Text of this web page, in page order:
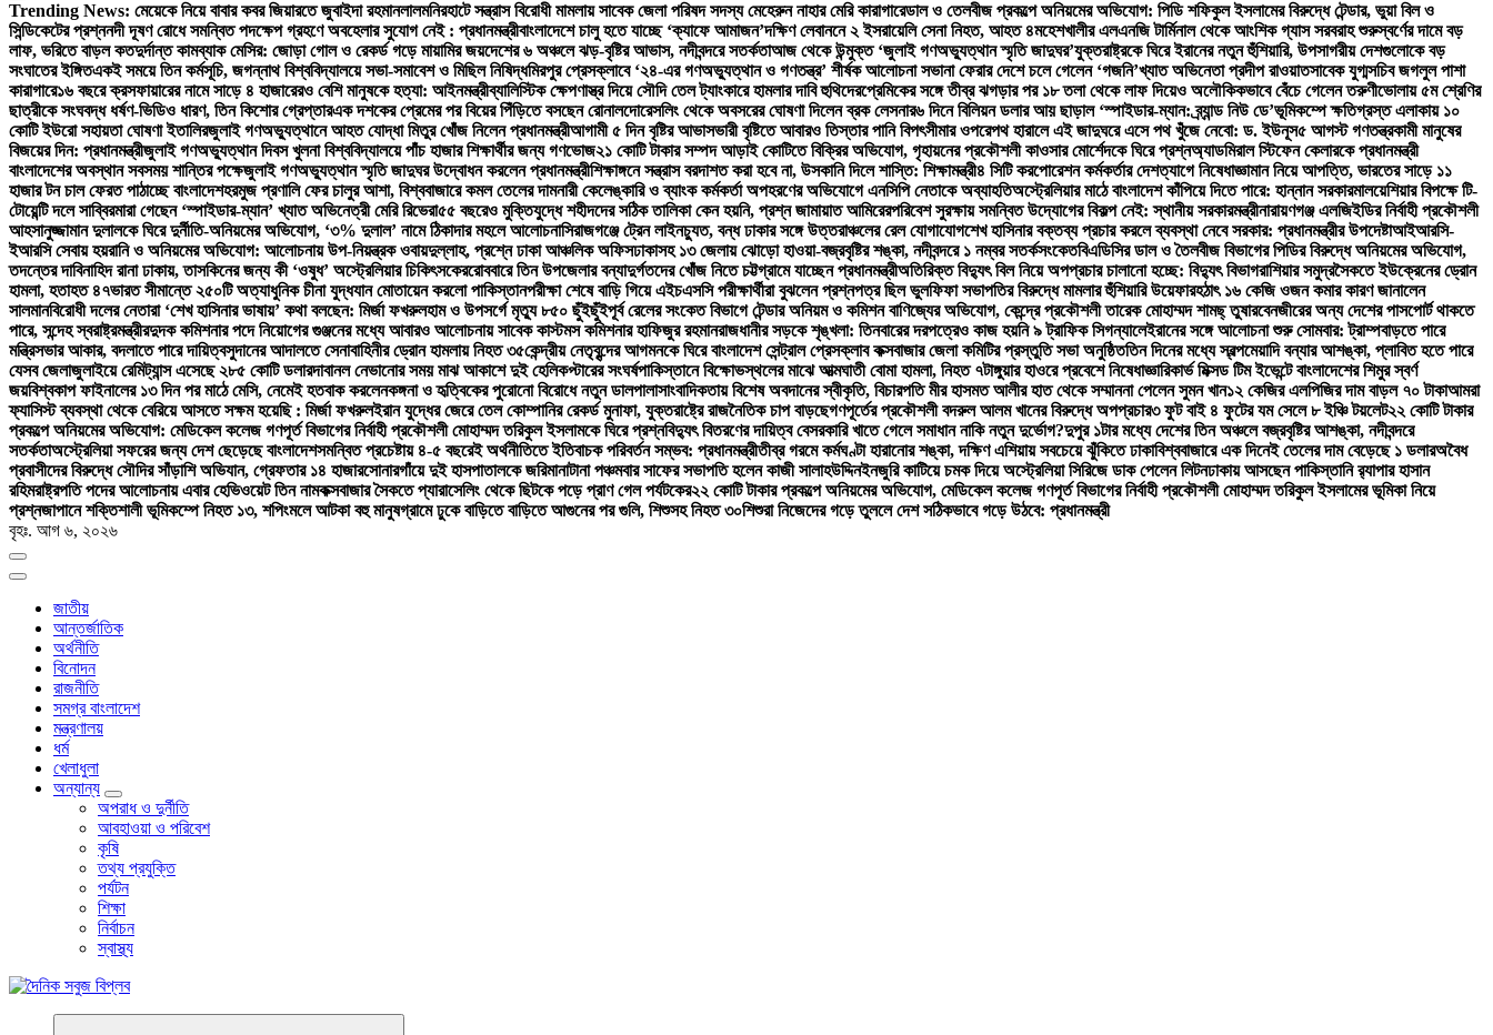
Trending News: মেয়েকে নিয়ে বাবার কবর জিয়ারতে জুবাইদা রহমানলালমনিরহাটে সন্ত্রাস বিরোধী মামলায় সাবেক জেলা পরিষদ সদস্য মেহেরুন নাহার মেরি কারাগারেডাল ও তেলবীজ প্রকল্পে অনিয়মের অভিযোগ: পিডি শফিকুল ইসলামের বিরুদ্ধে টেন্ডার, ভুয়া বিল ও
সিন্ডিকেটের প্রশ্ননদী দূষণ রোধে সমন্বিত পদক্ষেপ গ্রহণে অবহেলার সুযোগ নেই : প্রধানমন্ত্রীবাংলাদেশে চালু হতে যাচ্ছে ‘ক্যাফে আমাজন’দক্ষিণ লেবাননে ২ ইসরায়েলি সেনা নিহত, আহত ৪মহেশখালীর এলএনজি টার্মিনাল থেকে আংশিক গ্যাস সরবরাহ শুরুস্বর্ণের দামে বড়
লাফ, ভরিতে বাড়ল কতদুর্দান্ত কামব্যাক মেসির: জোড়া গোল ও রেকর্ড গড়ে মায়ামির জয়দেশের ৬ অঞ্চলে ঝড়-বৃষ্টির আভাস, নদীবন্দরে সতর্কতাআজ থেকে উন্মুক্ত ‘জুলাই গণঅভ্যুত্থান স্মৃতি জাদুঘর’যুক্তরাষ্ট্রকে ঘিরে ইরানের নতুন হুঁশিয়ারি, উপসাগরীয় দেশগুলোকে বড়
সংঘাতের ইঙ্গিতএকই সময়ে তিন কর্মসূচি, জগন্নাথ বিশ্ববিদ্যালয়ে সভা-সমাবেশ ও মিছিল নিষিদ্ধমিরপুর প্রেসক্লাবে ‘২৪-এর গণঅভ্যুত্থান ও গণতন্ত্র’ শীর্ষক আলোচনা সভানা ফেরার দেশে চলে গেলেন ‘গজনি’খ্যাত অভিনেতা প্রদীপ রাওয়াতসাবেক যুগ্মসচিব জগলুল পাশা
কারাগারে১৬ বছরে ক্রসফায়ারের নামে সাড়ে ৪ হাজারেরও বেশি মানুষকে হত্যা: আইনমন্ত্রীব্যালিস্টিক ক্ষেপণাস্ত্র দিয়ে সৌদি তেল ট্যাংকারে হামলার দাবি হুথিদেরপ্রেমিকের সঙ্গে তীব্র ঝগড়ার পর ১৮ তলা থেকে লাফ দিয়েও অলৌকিকভাবে বেঁচে গেলেন তরুণীভোলায় ৫ম শ্রেণির
ছাত্রীকে সংঘবদ্ধ ধর্ষণ-ভিডিও ধারণ, তিন কিশোর গ্রেপ্তারএক দশকের প্রেমের পর বিয়ের পিঁড়িতে বসছেন রোনালদোরেসলিং থেকে অবসরের ঘোষণা দিলেন ব্রক লেসনার৬ দিনে বিলিয়ন ডলার আয় ছাড়াল ‘স্পাইডার-ম্যান: ব্র্যান্ড নিউ ডে’ভূমিকম্পে ক্ষতিগ্রস্ত এলাকায় ১০
কোটি ইউরো সহায়তা ঘোষণা ইতালিরজুলাই গণঅভ্যুত্থানে আহত যোদ্ধা মিতুর খোঁজ নিলেন প্রধানমন্ত্রীআগামী ৫ দিন বৃষ্টির আভাসভারী বৃষ্টিতে আবারও তিস্তার পানি বিপৎসীমার ওপরেপথ হারালে এই জাদুঘরে এসে পথ খুঁজে নেবো: ড. ইউনূস৫ আগস্ট গণতন্ত্রকামী মানুষের
বিজয়ের দিন: প্রধানমন্ত্রীজুলাই গণঅভ্যুত্থান দিবস খুলনা বিশ্ববিদ্যালয়ে পাঁচ হাজার শিক্ষার্থীর জন্য গণভোজ২১ কোটি টাকার সম্পদ আড়াই কোটিতে বিক্রির অভিযোগ, গৃহায়নের প্রকৌশলী কাওসার মোর্শেদকে ঘিরে প্রশ্নঅ্যাডমিরাল স্টিফেন কেলারকে প্রধানমন্ত্রী
বাংলাদেশের অবস্থান সবসময় শান্তির পক্ষেজুলাই গণঅভ্যুত্থান স্মৃতি জাদুঘর উদ্বোধন করলেন প্রধানমন্ত্রীশিক্ষাঙ্গনে সন্ত্রাস বরদাশত করা হবে না, উসকানি দিলে শাস্তি: শিক্ষামন্ত্রী৪ সিটি করপোরেশন কর্মকর্তার দেশত্যাগে নিষেধাজ্ঞামান নিয়ে আপত্তি, ভারতের সাড়ে ১১
হাজার টন চাল ফেরত পাঠাচ্ছে বাংলাদেশহরমুজ প্রণালি ফের চালুর আশা, বিশ্ববাজারে কমল তেলের দামনারী কেলেঙ্কারি ও ব্যাংক কর্মকর্তা অপহরণের অভিযোগে এনসিপি নেতাকে অব্যাহতিঅস্ট্রেলিয়ার মাঠে বাংলাদেশ কাঁপিয়ে দিতে পারে: হান্নান সরকারমালয়েশিয়ার বিপক্ষে টি-
টোয়েন্টি দলে সাব্বিরমারা গেছেন ‘স্পাইডার-ম্যান’ খ্যাত অভিনেত্রী মেরি রিভেরা৫৫ বছরেও মুক্তিযুদ্ধে শহীদদের সঠিক তালিকা কেন হয়নি, প্রশ্ন জামায়াত আমিরেরপরিবেশ সুরক্ষায় সমন্বিত উদ্যোগের বিকল্প নেই: স্থানীয় সরকারমন্ত্রীনারায়ণগঞ্জ এলজিইডির নির্বাহী প্রকৌশলী
আহসানুজ্জামান দুলালকে ঘিরে দুর্নীতি-অনিয়মের অভিযোগ, ‘৩% দুলাল’ নামে ঠিকাদার মহলে আলোচনাসিরাজগঞ্জে ট্রেন লাইনচ্যুত, বন্ধ ঢাকার সঙ্গে উত্তরাঞ্চলের রেল যোগাযোগশেখ হাসিনার বক্তব্য প্রচার করলে ব্যবস্থা নেবে সরকার: প্রধানমন্ত্রীর উপদেষ্টাআইআরসি-
ইআরসি সেবায় হয়রানি ও অনিয়মের অভিযোগ: আলোচনায় উপ-নিয়ন্ত্রক ওবায়দুল্লাহ, প্রশ্নে ঢাকা আঞ্চলিক অফিসঢাকাসহ ১৩ জেলায় ঝোড়ো হাওয়া-বজ্রবৃষ্টির শঙ্কা, নদীবন্দরে ১ নম্বর সতর্কসংকেতবিএডিসির ডাল ও তৈলবীজ বিভাগের পিডির বিরুদ্ধে অনিয়মের অভিযোগ,
তদন্তের দাবিনাহিদ রানা ঢাকায়, তাসকিনের জন্য কী ‘ওষুধ’ অস্ট্রেলিয়ার চিকিৎসকেররোববারে তিন উপজেলার বন্যাদুর্গতদের খোঁজ নিতে চট্টগ্রামে যাচ্ছেন প্রধানমন্ত্রীঅতিরিক্ত বিদ্যুৎ বিল নিয়ে অপপ্রচার চালানো হচ্ছে: বিদ্যুৎ বিভাগরাশিয়ার সমুদ্রসৈকতে ইউক্রেনের ড্রোন
হামলা, হতাহত ৪৭ভারত সীমান্তে ২৫০টি অত্যাধুনিক চীনা যুদ্ধযান মোতায়েন করলো পাকিস্তানপরীক্ষা শেষে বাড়ি গিয়ে এইচএসসি পরীক্ষার্থীরা বুঝলেন প্রশ্নপত্র ছিল ভুলফিফা সভাপতির বিরুদ্ধে মামলার হুঁশিয়ারি উয়েফারহঠাৎ ১৬ কেজি ওজন কমার কারণ জানালেন
সালমানবিরোধী দলের নেতারা ‘শেখ হাসিনার ভাষায়’ কথা বলছেন: মির্জা ফখরুলহাম ও উপসর্গে মৃত্যু ৮৫০ ছুঁইছুঁইপূর্ব রেলের সংকেত বিভাগে টেন্ডার অনিয়ম ও কমিশন বাণিজ্যের অভিযোগ, কেন্দ্রে প্রকৌশলী তারেক মোহাম্মদ শামছ্ তুষারবেনজীরের অন্য দেশের পাসপোর্ট থাকতে
পারে, সন্দেহ স্বরাষ্ট্রমন্ত্রীরদুদক কমিশনার পদে নিয়োগের গুঞ্জনের মধ্যে আবারও আলোচনায় সাবেক কাস্টমস কমিশনার হাফিজুর রহমানরাজধানীর সড়কে শৃঙ্খলা: তিনবারের দরপত্রেও কাজ হয়নি ৯ ট্রাফিক সিগন্যালেইরানের সঙ্গে আলোচনা শুরু সোমবার: ট্রাম্পবাড়তে পারে
মন্ত্রিসভার আকার, বদলাতে পারে দায়িত্বসুদানের আদালতে সেনাবাহিনীর ড্রোন হামলায় নিহত ৩৫কেন্দ্রীয় নেতৃবৃন্দের আগমনকে ঘিরে বাংলাদেশ সেন্ট্রাল প্রেসক্লাব কক্সবাজার জেলা কমিটির প্রস্তুতি সভা অনুষ্ঠিততিন দিনের মধ্যে স্বল্পমেয়াদি বন্যার আশঙ্কা, প্লাবিত হতে পারে
যেসব জেলাজুলাইয়ে রেমিট্যান্স এসেছে ২৮৫ কোটি ডলারদাবানল নেভানোর সময় মাঝ আকাশে দুই হেলিকপ্টারের সংঘর্ষপাকিস্তানে বিক্ষোভস্থলের মাঝে আত্মঘাতী বোমা হামলা, নিহত ৭টাঙ্গুয়ার হাওরে প্রবেশে নিষেধাজ্ঞারিকার্ভ মিক্সড টিম ইভেন্টে বাংলাদেশের শিমুর স্বর্ণ
জয়বিশ্বকাপ ফাইনালের ১৩ দিন পর মাঠে মেসি, নেমেই হতবাক করলেনকঙ্গনা ও হৃত্বিকের পুরোনো বিরোধে নতুন ডালপালাসাংবাদিকতায় বিশেষ অবদানের স্বীকৃতি, বিচারপতি মীর হাসমত আলীর হাত থেকে সম্মাননা পেলেন সুমন খান১২ কেজির এলপিজির দাম বাড়ল ৭০ টাকাআমরা
ফ্যাসিস্ট ব্যবস্থা থেকে বেরিয়ে আসতে সক্ষম হয়েছি : মির্জা ফখরুলইরান যুদ্ধের জেরে তেল কোম্পানির রেকর্ড মুনাফা, যুক্তরাষ্ট্রে রাজনৈতিক চাপ বাড়ছেগণপূর্তের প্রকৌশলী বদরুল আলম খানের বিরুদ্ধে অপপ্রচার৩ ফুট বাই ৪ ফুটের যম সেলে ৮ ইঞ্চি টয়লেট২২ কোটি টাকার
প্রকল্পে অনিয়মের অভিযোগ: মেডিকেল কলেজ গণপূর্ত বিভাগের নির্বাহী প্রকৌশলী মোহাম্মদ তরিকুল ইসলামকে ঘিরে প্রশ্নবিদ্যুৎ বিতরণের দায়িত্ব বেসরকারি খাতে গেলে সমাধান নাকি নতুন দুর্ভোগ?দুপুর ১টার মধ্যে দেশের তিন অঞ্চলে বজ্রবৃষ্টির আশঙ্কা, নদীবন্দরে
সতর্কতাঅস্ট্রেলিয়া সফরের জন্য দেশ ছেড়েছে বাংলাদেশসমন্বিত প্রচেষ্টায় ৪-৫ বছরেই অর্থনীতিতে ইতিবাচক পরিবর্তন সম্ভব: প্রধানমন্ত্রীতীব্র গরমে কর্মঘণ্টা হারানোর শঙ্কা, দক্ষিণ এশিয়ায় সবচেয়ে ঝুঁকিতে ঢাকাবিশ্ববাজারে এক দিনেই তেলের দাম বেড়েছে ১ ডলারঅবৈধ
প্রবাসীদের বিরুদ্ধে সৌদির সাঁড়াশি অভিযান, গ্রেফতার ১৪ হাজারসোনারগাঁয়ে দুই হাসপাতালকে জরিমানাটানা পঞ্চমবার সাফের সভাপতি হলেন কাজী সালাহউদ্দিনইনজুরি কাটিয়ে চমক দিয়ে অস্ট্রেলিয়া সিরিজে ডাক পেলেন লিটনঢাকায় আসছেন পাকিস্তানি র‍্যাপার হাসান
রহিমরাষ্ট্রপতি পদের আলোচনায় এবার হেভিওয়েট তিন নামকক্সবাজার সৈকতে প্যারাসেলিং থেকে ছিটকে পড়ে প্রাণ গেল পর্যটকের২২ কোটি টাকার প্রকল্পে অনিয়মের অভিযোগ, মেডিকেল কলেজ গণপূর্ত বিভাগের নির্বাহী প্রকৌশলী মোহাম্মদ তরিকুল ইসলামের ভূমিকা নিয়ে
প্রশ্নজাপানে শক্তিশালী ভূমিকম্পে নিহত ১৩, শপিংমলে আটকা বহু মানুষগ্রামে ঢুকে বাড়িতে বাড়িতে আগুনের পর গুলি, শিশুসহ নিহত ৩০শিশুরা নিজেদের গড়ে তুললে দেশ সঠিকভাবে গড়ে উঠবে: প্রধানমন্ত্রী
বৃহঃ. আগ ৬, ২০২৬
জাতীয়
আন্তর্জাতিক
অর্থনীতি
বিনোদন
রাজনীতি
সমগ্র বাংলাদেশ
মন্ত্রণালয়
ধর্ম
খেলাধুলা
অন্যান্য
অপরাধ ও দুর্নীতি
আবহাওয়া ও পরিবেশ
কৃষি
তথ্য প্রযুক্তি
পর্যটন
শিক্ষা
নির্বাচন
স্বাস্থ্য
বাংলা নিউজ পেপার